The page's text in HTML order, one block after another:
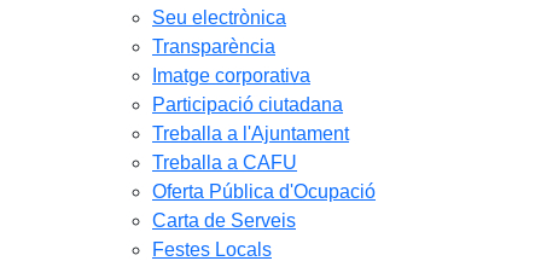
Seu electrònica
Transparència
Imatge corporativa
Participació ciutadana
Treballa a l'Ajuntament
Treballa a CAFU
Oferta Pública d'Ocupació
Carta de Serveis
Festes Locals